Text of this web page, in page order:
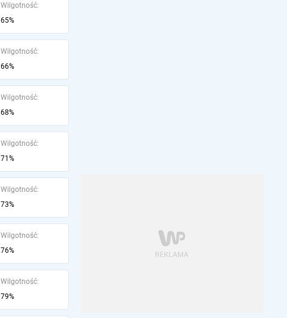
Wilgotność:
65%
Wilgotność:
66%
Wilgotność:
68%
Wilgotność:
71%
Wilgotność:
73%
Wilgotność:
76%
Wilgotność:
79%